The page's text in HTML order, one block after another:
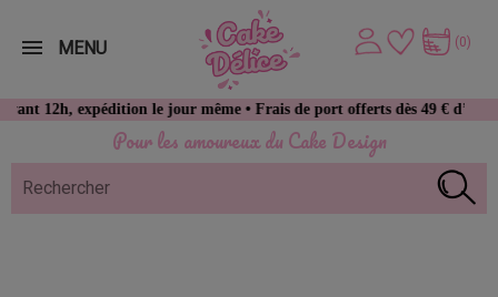
Pour les amoureux du Cake Design
expédition le jour même • Frais de port offerts dès 49 € d’achat
(0)
MENU